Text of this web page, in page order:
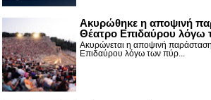
Ακυρώθηκε η αποψινή
Θέατρο Επιδαύρου λόγω
Ακυρώνεται η αποψινή
Επιδαύρου λόγω των πύρ...